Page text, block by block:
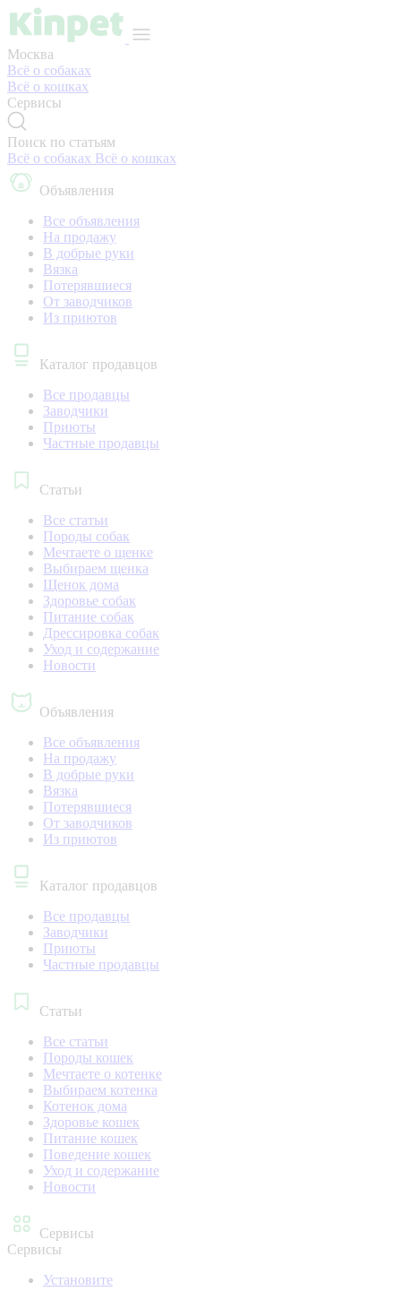
Москва
Всё о собаках
Всё о кошках
Сервисы
Поиск по статьям
Всё о собаках Всё о кошках
Объявления
Все объявления
На продажу
В добрые руки
Вязка
Потерявшиеся
От заводчиков
Из приютов
Каталог продавцов
Все продавцы
Заводчики
Приюты
Частные продавцы
Статьи
Все статьи
Породы собак
Мечтаете о щенке
Выбираем щенка
Щенок дома
Здоровье собак
Питание собак
Дрессировка собак
Уход и содержание
Новости
Объявления
Все объявления
На продажу
В добрые руки
Вязка
Потерявшиеся
От заводчиков
Из приютов
Каталог продавцов
Все продавцы
Заводчики
Приюты
Частные продавцы
Статьи
Все статьи
Породы кошек
Мечтаете о котенке
Выбираем котенка
Котенок дома
Здоровье кошек
Питание кошек
Поведение кошек
Уход и содержание
Новости
Сервисы
Сервисы
Установите